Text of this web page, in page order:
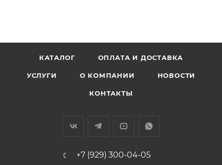
КАТАЛОГ ОПЛАТА И ДОСТАВКА
УСЛУГИ О КОМПАНИИ НОВОСТИ
КОНТАКТЫ
+7 (929) 300-04-05